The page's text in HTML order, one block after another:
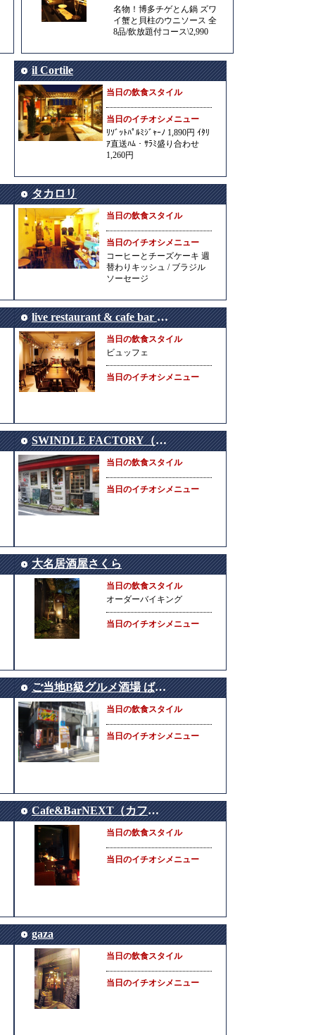
名物！博多チゲとん鍋 ズワ
イ蟹と貝柱のウニソース 全
8品/飲放題付コース\2,990
il Cortile
当日の飲食スタイル
当日のイチオシメニュー
ﾘｿﾞｯﾄﾊﾟﾙﾐｼﾞｬｰﾉ 1,890円 ｲﾀﾘ
ｱ直送ﾊﾑ・ｻﾗﾐ盛り合わせ
1,260円
タカロリ
当日の飲食スタイル
当日のイチオシメニュー
コーヒーとチーズケーキ 週
替わりキッシュ / ブラジル
ソーセージ
live restaurant & cafe bar Onsa（オンサ）
当日の飲食スタイル
ビュッフェ
当日のイチオシメニュー
SWINDLE FACTORY（スウィンドルファクトリー）
当日の飲食スタイル
当日のイチオシメニュー
大名居酒屋さくら
当日の飲食スタイル
オーダーバイキング
当日のイチオシメニュー
ご当地B級グルメ酒場 ばらっく
当日の飲食スタイル
当日のイチオシメニュー
Cafe&BarNEXT（カフェバーネクスト）
当日の飲食スタイル
当日のイチオシメニュー
gaza
当日の飲食スタイル
当日のイチオシメニュー